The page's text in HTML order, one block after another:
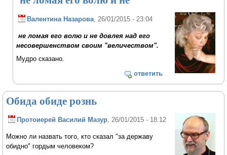
Валентина Назарова , 26/01/2015 - 23:04
не ломая его волю и не довлея над его
несовершенством своим "величеством".
Мудро сказано.
ответить
Обида обиде рознь
Протоиерей Василий Мазур, 26/01/2015 - 18:12
Можно ли назвать того, кто сказал "за державу
обидно" гордым человеком?